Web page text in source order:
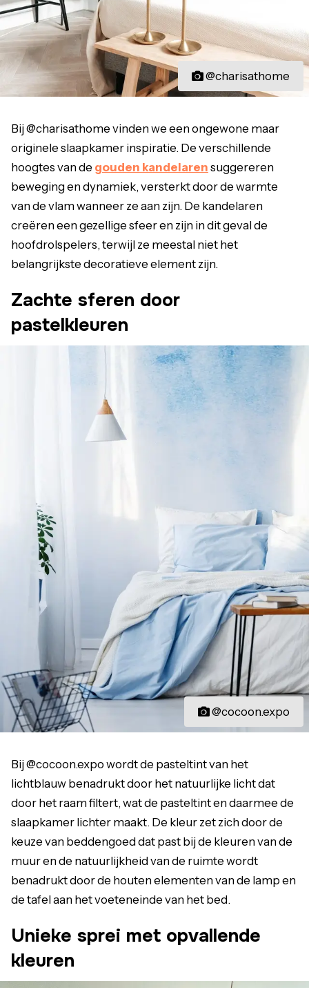
@charisathome
Bij @charisathome vinden we een ongewone maar
originele slaapkamer inspiratie. De verschillende
hoogtes van de gouden kandelaren suggereren
beweging en dynamiek, versterkt door de warmte
van de vlam wanneer ze aan zijn. De kandelaren
creëren een gezellige sfeer en zijn in dit geval de
hoofdrolspelers, terwijl ze meestal niet het
belangrijkste decoratieve element zijn.
Zachte sferen door
pastelkleuren
@cocoon.expo
Bij @cocoon.expo wordt de pasteltint van het
lichtblauw benadrukt door het natuurlijke licht dat
door het raam filtert, wat de pasteltint en daarmee de
slaapkamer lichter maakt. De kleur zet zich door de
keuze van beddengoed dat past bij de kleuren van de
muur en de natuurlijkheid van de ruimte wordt
benadrukt door de houten elementen van de lamp en
de tafel aan het voeteneinde van het bed.
Unieke sprei met opvallende
kleuren